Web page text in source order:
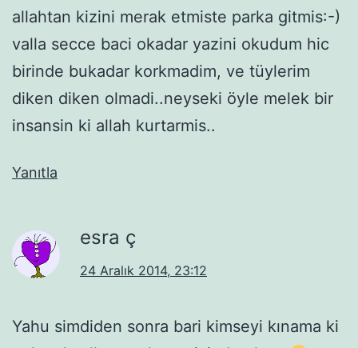
allahtan kizini merak etmiste parka gitmis:-)
valla secce baci okadar yazini okudum hic
birinde bukadar korkmadim, ve tüylerim
diken diken olmadi..neyseki öyle melek bir
insansin ki allah kurtarmis..
Yanıtla
esra ç
24 Aralık 2014, 23:12
Yahu simdiden sonra bari kimseyi kınama ki